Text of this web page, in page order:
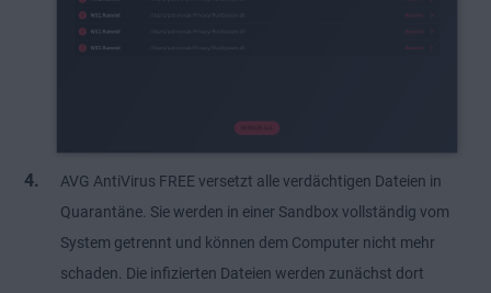
AVG AntiVirus FREE versetzt alle verdächtigen Dateien in
Quarantäne. Sie werden in einer Sandbox vollständig vom
System getrennt und können dem Computer nicht mehr
schaden. Die infizierten Dateien werden zunächst dort